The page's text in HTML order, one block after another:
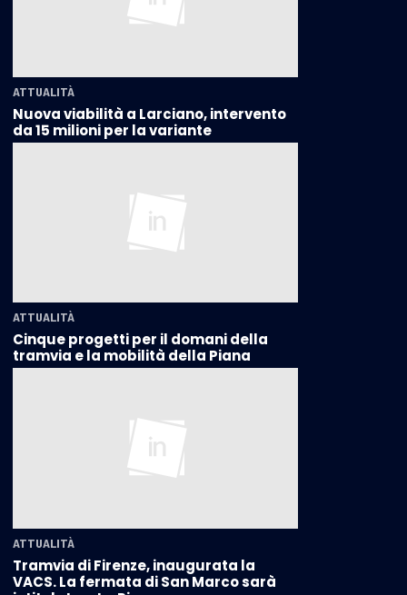
ATTUALITÀ
Nuova viabilità a Larciano, intervento
da 15 milioni per la variante
ATTUALITÀ
Cinque progetti per il domani della
tramvia e la mobilità della Piana
ATTUALITÀ
Tramvia di Firenze, inaugurata la
VACS. La fermata di San Marco sarà